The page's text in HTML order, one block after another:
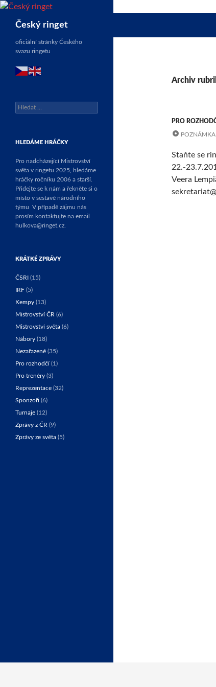
Přejít
obsahu
webu
Český ringet
Hledat
Archiv
PRO
POZNÁMKA
Staňte se
22.-
Veera
oficiální stránky Českého
svazu ringetu
Vyhledávání
HLEDÁME HRÁČKY
Pro nadcházející Mistrovství
světa v ringetu 2025, hledáme
hráčky ročníku 2006 a starší.
Přidejte se k nám a řekněte si o
místo v sestavě národního
týmu V případě zájmu nás
prosím kontaktujte na email
hulkova@ringet.cz.
KRÁTKÉ ZPRÁVY
ČSRI (15)
IRF (5)
Kempy (13)
Mistrovství ČR (6)
Mistrovství světa (6)
Nábory (18)
Nezařazené (35)
Pro rozhodčí (1)
Pro trenéry (3)
Reprezentace (32)
Sponzoři (6)
Turnaje (12)
Zprávy z ČR (9)
Zprávy ze světa (5)